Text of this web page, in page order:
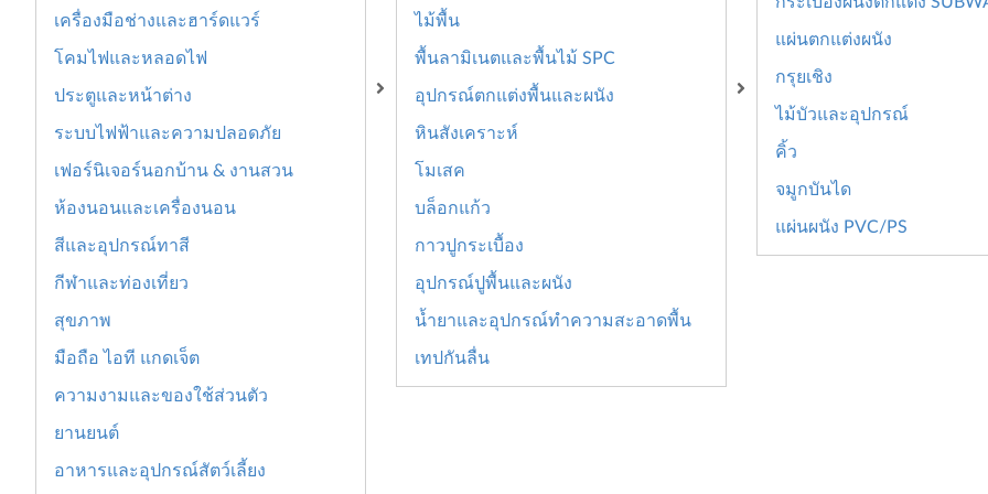
เครื่องมือช่างและฮาร์ดแวร์
โคมไฟและหลอดไฟ
ประตูและหน้าต่าง
ระบบไฟฟ้าและความปลอดภัย
เฟอร์นิเจอร์นอกบ้าน & งานสวน
ห้องนอนและเครื่องนอน
สีและอุปกรณ์ทาสี
กีฬาและท่องเที่ยว
สุขภาพ
มือถือ ไอที แกดเจ็ต
ความงามและของใช้ส่วนตัว
ยานยนต์
อาหารและอุปกรณ์สัตว์เลี้ยง
ไม้พื้น
พื้นลามิเนตและพื้นไม้ SPC
อุปกรณ์ตกแต่งพื้นและผนัง
หินสังเคราะห์
โมเสค
บล็อกแก้ว
กาวปูกระเบื้อง
อุปกรณ์ปูพื้นและผนัง
น้ำยาและอุปกรณ์ทำความสะอาดพื้น
เทปกันลื่น
แผ่นตกแต่งผนัง
กรุยเชิง
ไม้บัวและอุปกรณ์
คิ้ว
จมูกบันได
แผ่นผนัง PVC/PS